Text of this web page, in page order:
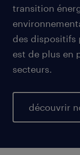
transition
des dispositifs
est de plus en
secteurs.
découvrir